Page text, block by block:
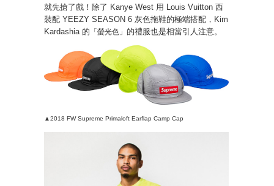
就先搶了戲！除了 Kanye West 用 Louis Vuitton 西
裝配 YEEZY SEASON 6 灰色拖鞋的極端搭配，Kim
Kardashia 的 「螢光色」 的禮服也是相當引人注意。
▲2018 FW Supreme Primaloft Earflap Camp Cap